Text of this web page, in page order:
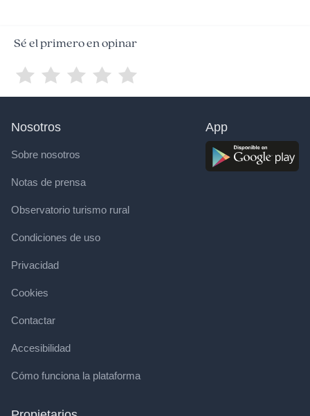
Sé el primero en opinar
Nosotros
Sobre nosotros
Notas de prensa
Observatorio turismo rural
Condiciones de uso
Privacidad
Cookies
Contactar
Accesibilidad
Cómo funciona la plataforma
App